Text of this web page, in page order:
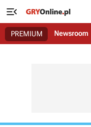

PREMIUM Newsroom